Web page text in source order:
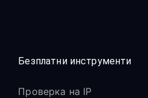
Безплатни инструменти
Проверка на IP